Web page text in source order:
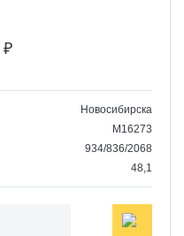
₽
Новосибирска
M16273
934/836/2068
48,1